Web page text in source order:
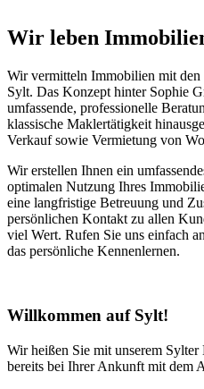
Wir leben
Wir vermitteln Immobilien mit
Sylt. Das Konzept hinter Sophie
umfassende, professionelle
klassische Maklertätigkeit
Verkauf sowie Vermietung von
Wir erstellen Ihnen ein
optimalen Nutzung Ihres
eine langfristige Betreuung und
persönlichen Kontakt zu allen
viel Wert. Rufen Sie uns einfach
das persönliche Kennenlernen.
Willkommen auf Sylt!
Wir heißen Sie mit unserem
bereits bei Ihrer Ankunft mit dem